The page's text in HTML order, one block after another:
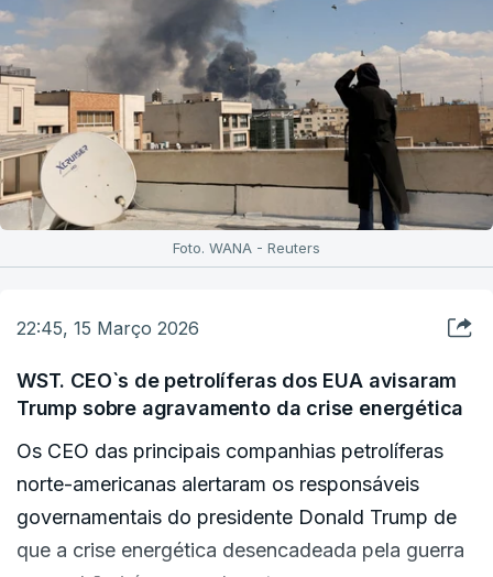
Foto. WANA - Reuters
22:45, 15 Março 2026
WST. CEO`s de petrolíferas dos EUA avisaram
Trump sobre agravamento da crise energética
Os CEO das principais companhias petrolíferas
norte-americanas alertaram os responsáveis ​​
governamentais do presidente Donald Trump de
que a crise energética desencadeada pela guerra